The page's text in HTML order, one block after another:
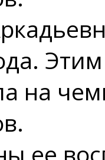
на